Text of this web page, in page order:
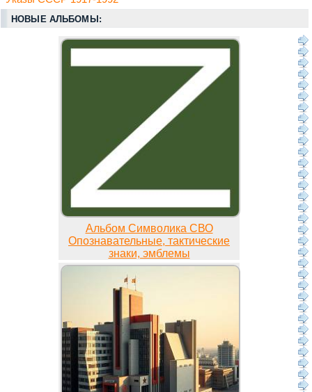
НОВЫЕ АЛЬБОМЫ:
Альбом Символика СВО
Опознавательные, тактические
знаки, эмблемы